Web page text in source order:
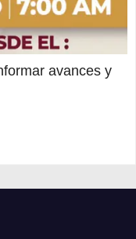
avances y